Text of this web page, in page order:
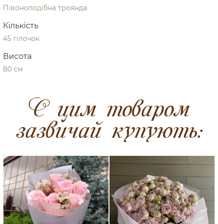
Півоноподібна троянда
Кількість
45 гілочок
Висота
80 см
C цим товаром
зазвичай купують: